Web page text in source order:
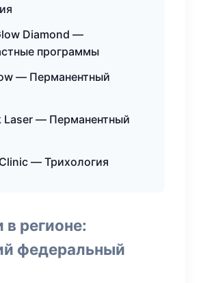
Diamond —
программы
— Перманентный
Laser — Перманентный
— Трихология
регионе:
федеральный